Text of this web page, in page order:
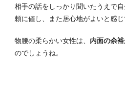
相手の話をしっかり聞いたうえで
頼に値し、また居心地がよいと感じ
物腰の柔らかい女性は、 内面の余
のでしょうね。